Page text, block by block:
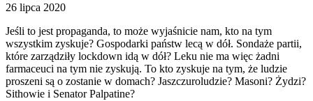
26 lipca 2020
Jeśli to jest propaganda, to może wyjaśnicie nam, kto na tym
wszystkim zyskuje? Gospodarki państw lecą w dół. Sondaże partii,
które zarządziły lockdown idą w dół? Leku nie ma więc żadni
farmaceuci na tym nie zyskują. To kto zyskuje na tym, że ludzie
proszeni są o zostanie w domach? Jaszczuroludzie? Masoni? Żydzi?
Sithowie i Senator Palpatine?